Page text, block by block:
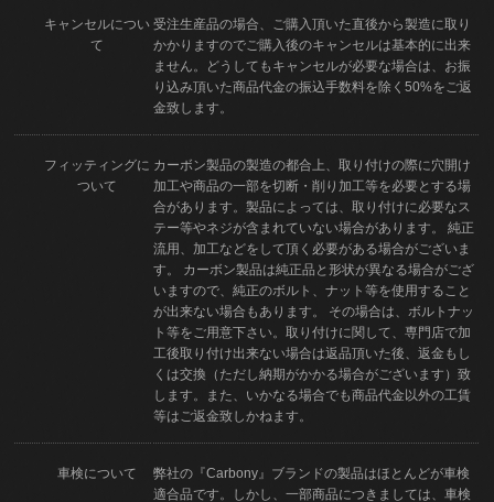
キャンセルについ
て
受注生産品の場合、ご購入頂いた直後から製造に取り
かかりますのでご購入後のキャンセルは基本的に出来
ません。どうしてもキャンセルが必要な場合は、お振
り込み頂いた商品代金の振込手数料を除く50%をご返
金致します。
フィッティングに
ついて
カーボン製品の製造の都合上、取り付けの際に穴開け
加工や商品の一部を切断・削り加工等を必要とする場
合があります。製品によっては、取り付けに必要なス
テー等やネジが含まれていない場合があります。 純正
流用、加工などをして頂く必要がある場合がございま
す。 カーボン製品は純正品と形状が異なる場合がござ
いますので、純正のボルト、ナット等を使用すること
が出来ない場合もあります。 その場合は、ボルトナッ
ト等をご用意下さい。取り付けに関して、専門店で加
工後取り付け出来ない場合は返品頂いた後、返金もし
くは交換（ただし納期がかかる場合がございます）致
します。また、いかなる場合でも商品代金以外の工賃
等はご返金致しかねます。
車検について
弊社の『Carbony』ブランドの製品はほとんどが車検
適合品です。しかし、一部商品につきましては、車検